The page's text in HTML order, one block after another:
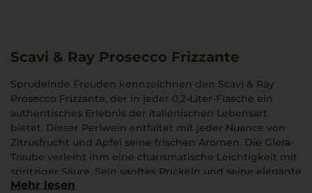
Scavi & Ray Prosecco Frizzante
Sprudelnde Freuden kennzeichnen den Scavi & Ray
Prosecco Frizzante, der in jeder 0,2-Liter-Flasche ein
authentisches Erlebnis der italienischen Lebensart
bietet. Dieser Perlwein entfaltet mit jeder Nuance von
Zitrusfrucht und Apfel seine frischen Aromen. Die Glera-
Traube verleiht ihm eine charismatische Leichtigkeit mit
spritziger Säure. Sein sanftes Prickeln und seine elegante
Balance machen jede Verkostung zu einem genussvollen
Mehr lesen